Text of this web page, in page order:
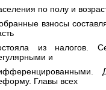
по полу и
взносы
из налогов.
и
Главы всех